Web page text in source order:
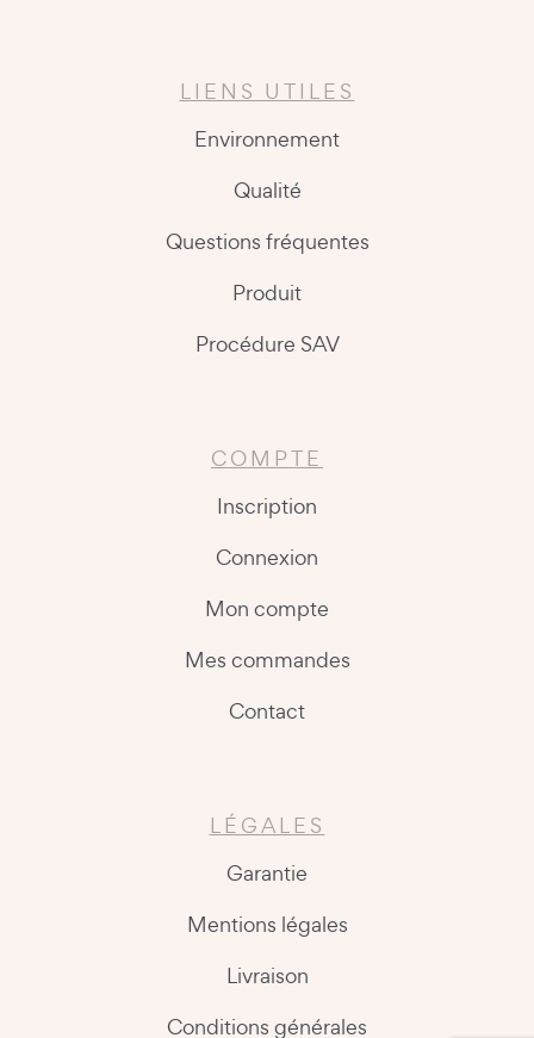
LIENS UTILES
Environnement
Qualité
Questions fréquentes
Produit
Procédure SAV
COMPTE
Inscription
Connexion
Mon compte
Mes commandes
Contact
LÉGALES
Garantie
Mentions légales
Livraison
Conditions générales